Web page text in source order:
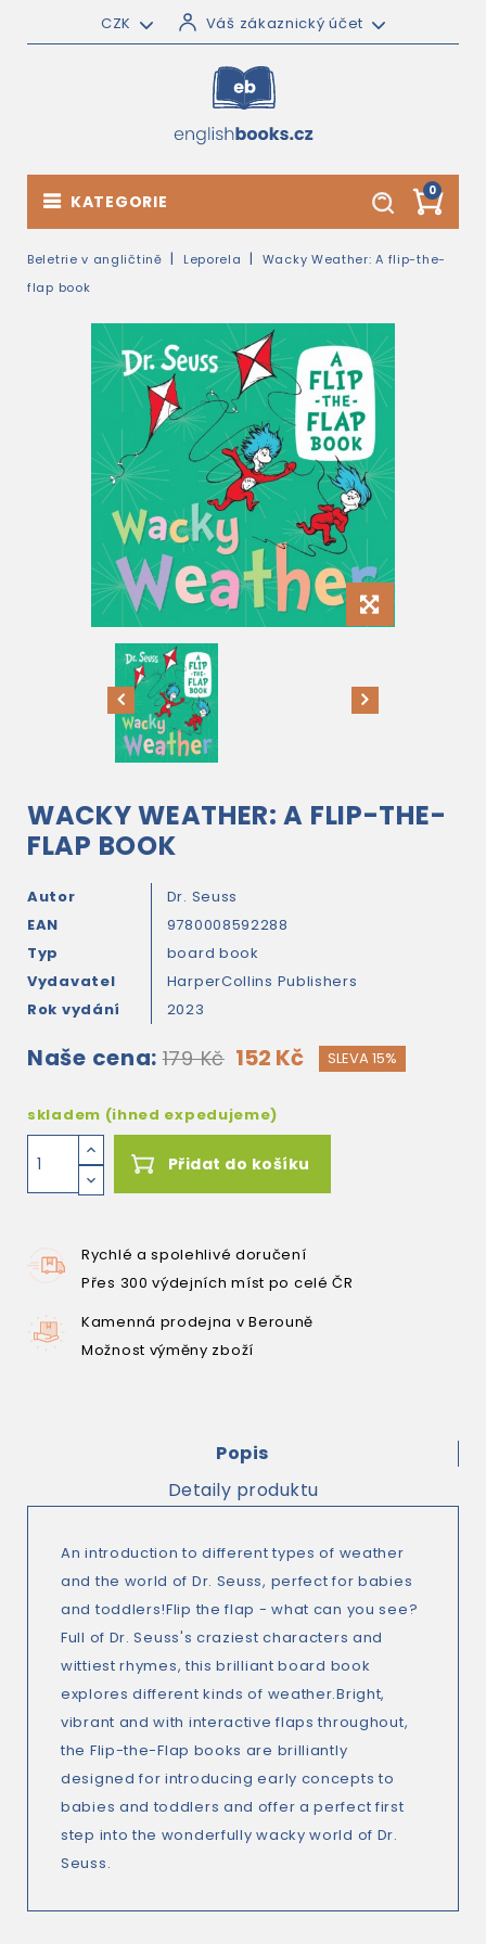
CZK Váš zákaznický účet
0
KATEGORIE
Beletrie v angličtině Leporela
Wacky Weather: A flip-the-
flap book
WACKY WEATHER: A FLIP-THE-
FLAP BOOK
Autor
Dr. Seuss
EAN
9780008592288
Typ
board book
Vydavatel
HarperCollins Publishers
Rok vydání
2023
Naše cena: 179 Kč 152 Kč SLEVA 15%
skladem (ihned expedujeme)
Přidat do košíku
Rychlé a spolehlivé doručení
Přes 300 výdejních míst po celé ČR
Kamenná prodejna v Berouně
Možnost výměny zboží
Popis
Detaily produktu
An introduction to different types of weather
and the world of Dr. Seuss, perfect for babies
and toddlers!Flip the flap - what can you see?
Full of Dr. Seuss's craziest characters and
wittiest rhymes, this brilliant board book
explores different kinds of weather.Bright,
vibrant and with interactive flaps throughout,
the Flip-the-Flap books are brilliantly
designed for introducing early concepts to
babies and toddlers and offer a perfect first
step into the wonderfully wacky world of Dr.
Seuss.